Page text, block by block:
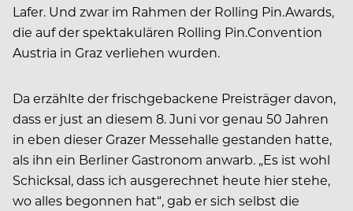
Lafer. Und zwar im Rahmen der Rolling Pin.Awards,
die auf der spektakulären Rolling Pin.Convention
Austria in Graz verliehen wurden.
Da erzählte der frischgebackene Preisträger davon,
dass er just an diesem 8. Juni vor genau 50 Jahren
in eben dieser Grazer Messehalle gestanden hatte,
als ihn ein Berliner Gastronom anwarb. „Es ist wohl
Schicksal, dass ich ausgerechnet heute hier stehe,
wo alles begonnen hat“, gab er sich selbst die